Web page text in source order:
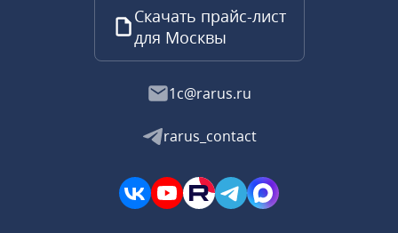
Скачать прайс-лист
для Москвы
1c@rarus.ru
rarus_contact